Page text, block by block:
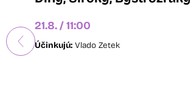
21.8. / 11:00
Účinkujú: Vlado Zetek